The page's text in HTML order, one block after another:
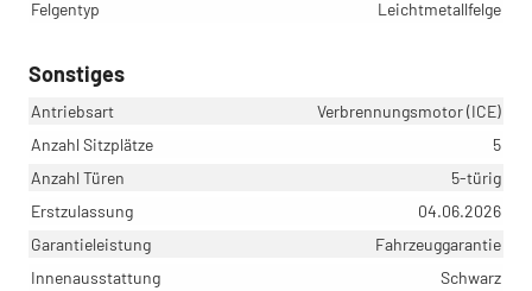
Felgentyp
Leichtmetallfelge
Sonstiges
Antriebsart
Verbrennungsmotor (ICE)
Anzahl Sitzplätze
5
Anzahl Türen
5-türig
Erstzulassung
04.06.2026
Garantieleistung
Fahrzeuggarantie
Innenausstattung
Schwarz